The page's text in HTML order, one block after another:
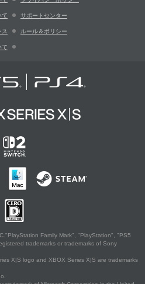
て サポートセンター
ス ルール＆ポリシー
て
Family Mark", "PlayStation", "PS5
trademarks or trademarks of Sony
X|S logo and XBOX Series X|S are trademarks